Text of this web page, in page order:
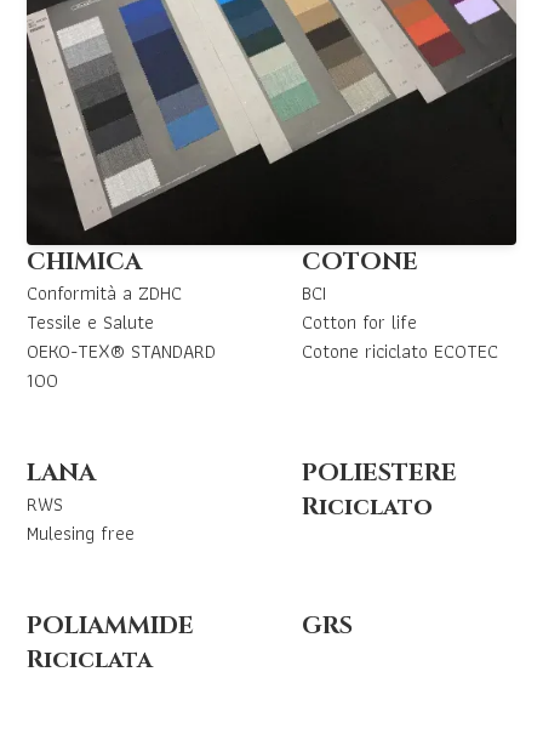
CHIMICA
Conformità a ZDHC
Tessile e Salute
OEKO-TEX® STANDARD
100
COTONE
BCI
Cotton for life
Cotone riciclato ECOTEC
LANA
RWS
Mulesing free
POLIESTERE
Riciclato
POLIAMMIDE
Riciclata
GRS